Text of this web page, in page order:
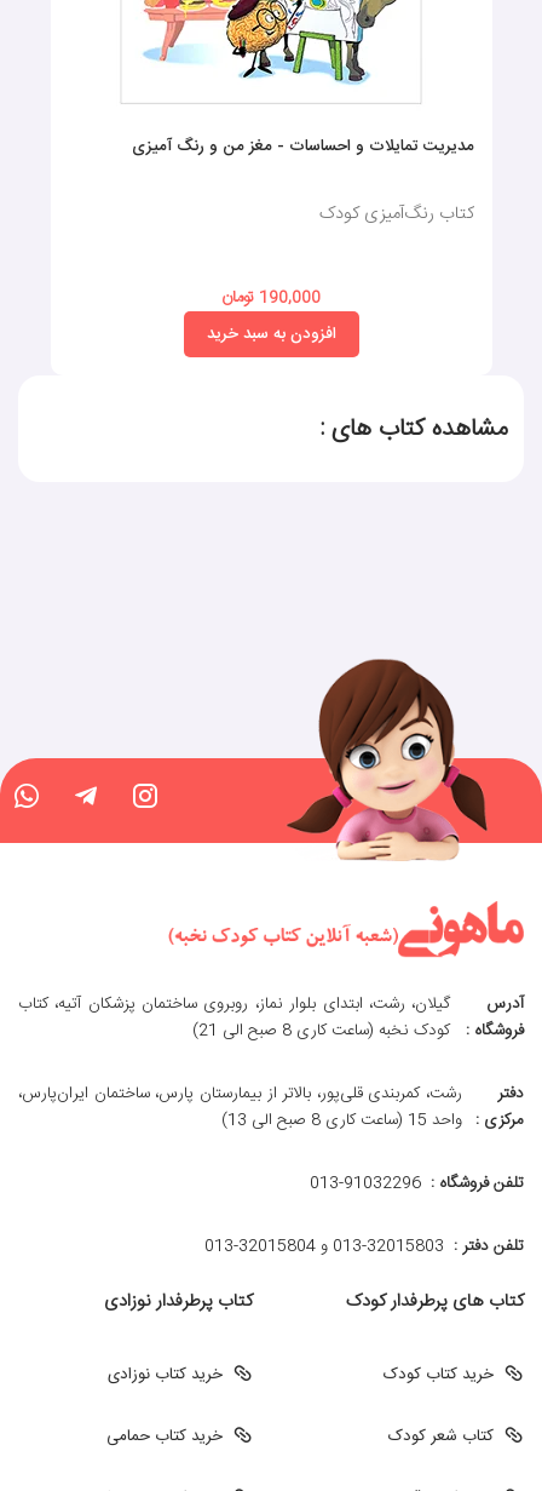
مدیریت تمایلات و احساسات - مغز من و رنگ آمیزی
کتاب رنگ‌آمیزی کودک
190,000 تومان
افزودن به سبد خرید
مشاهده کتاب های :
آدرس
فروشگاه :
گیلان، رشت، ابتدای بلوار نماز، روبروی ساختمان پزشکان آتیه، کتاب
کودک نخبه (ساعت کاری 8 صبح الی 21)
دفتر
مرکزی :
رشت، کمربندی قلی‌پور، بالاتر از بیمارستان پارس، ساختمان ایران‌پارس،
واحد 15 (ساعت کاری 8 صبح الی 13)
تلفن فروشگاه : 013-91032296
تلفن دفتر : 013-32015803 و 32015804-013
کتاب های پرطرفدار کودک
خرید کتاب کودک
کتاب شعر کودک
کتاب پرطرفدار نوزادی
خرید کتاب نوزادی
خرید کتاب حمامی